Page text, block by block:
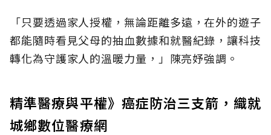
「只要透過家人授權，無論距離多遠，在外的遊子
都能隨時看見父母的抽血數據和就醫紀錄，讓科技
轉化為守護家人的溫暖力量，」陳亮妤強調。
精準醫療與平權》癌症防治三支箭，織就
城鄉數位醫療網